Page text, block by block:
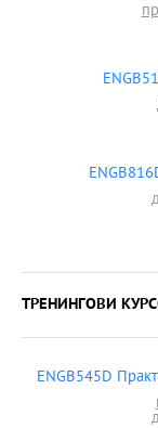
ТРЕНИНГОВИ
ENGB545D